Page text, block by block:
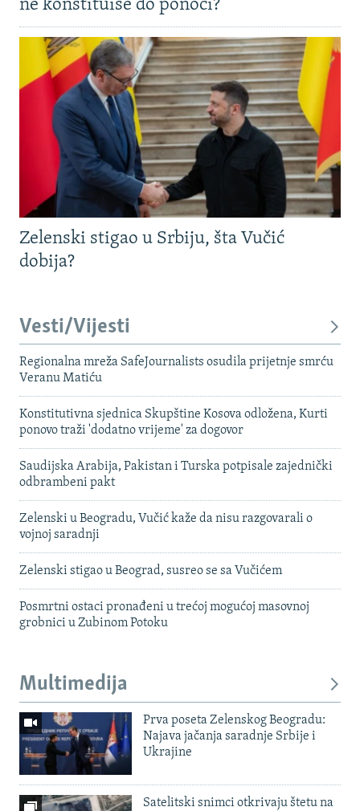
ne konstituiše do ponoći?
Zelenski stigao u Srbiju, šta Vučić
dobija?
Vesti/Vijesti
Regionalna mreža SafeJournalists osudila prijetnje smrću
Veranu Matiću
Konstitutivna sjednica Skupštine Kosova odložena, Kurti
ponovo traži 'dodatno vrijeme' za dogovor
Saudijska Arabija, Pakistan i Turska potpisale zajednički
odbrambeni pakt
Zelenski u Beogradu, Vučić kaže da nisu razgovarali o
vojnoj saradnji
Zelenski stigao u Beograd, susreo se sa Vučićem
Posmrtni ostaci pronađeni u trećoj mogućoj masovnoj
grobnici u Zubinom Potoku
Multimedija
Prva poseta Zelenskog Beogradu:
Najava jačanja saradnje Srbije i
Ukrajine
Satelitski snimci otkrivaju štetu na